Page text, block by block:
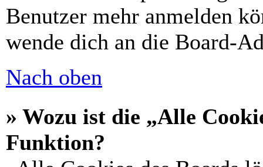
Benutzer mehr anmelden
wende dich an die Board-
Nach oben
» Wozu ist die „Alle
Funktion?